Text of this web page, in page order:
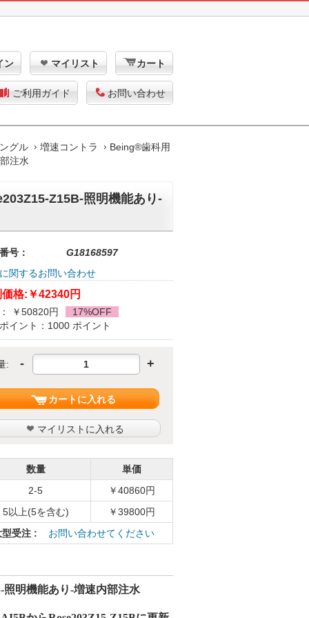
ン マイリスト カート
ご利用ガイド お問い合わせ
グル 増速コントラ
Being®歯科用
注水
Z15B-照明機能あり-
号：
G18168597
関するお問い合わせ
格: ￥42340円
￥50820円
17%OFF
イント：1000 ポイント
: - +
カートに入れる
マイリストに入れる
数量
単価
2-5
￥40860円
5以上(5を含む)
￥39800円
型受注 : お問い合わせてください
-照明機能あり-増速内部注水